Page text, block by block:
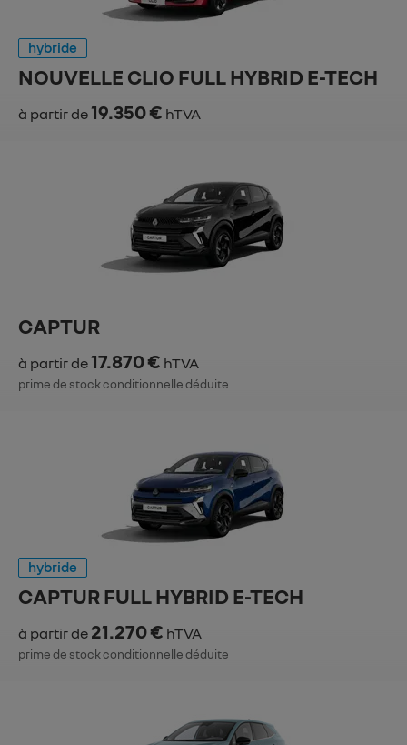
hybride
NOUVELLE CLIO FULL HYBRID E-TECH
à partir de 19.350 € hTVA
CAPTUR
à partir de17.870 € hTVA
prime de stock conditionnelle déduite
hybride
CAPTUR FULL HYBRID E-TECH
à partir de 21.270 € hTVA
prime de stock conditionnelle déduite